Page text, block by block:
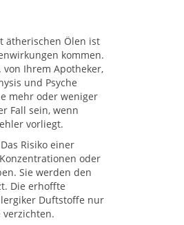
ätherischen Ölen ist
kommen.
Ihrem Apotheker,
und Psyche
mehr oder weniger
Fall sein, wenn
vorliegt.
Risiko einer
oder
Sie werden den
Die erhoffte
Duftstoffe nur
verzichten.